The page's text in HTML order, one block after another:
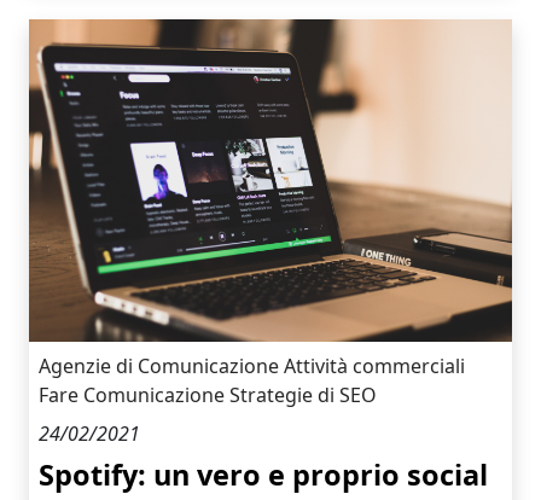
Agenzie di ComunicazioneAttività commerciali
Fare ComunicazioneStrategie di SEO
24/02/2021
Spotify: un vero e proprio social